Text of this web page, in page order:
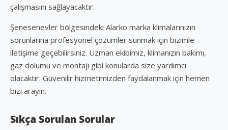
çalışmasını sağlayacaktır.
Şenesenevler bölgesindeki Alarko marka klimalarınızın
sorunlarına profesyonel çözümler sunmak için bizimle
iletişime geçebilirsiniz. Uzman ekibimiz, klimanızın bakımı,
gaz dolumu ve montajı gibi konularda size yardımcı
olacaktır. Güvenilir hizmetimizden faydalanmak için hemen
bizi arayın.
Sıkça Sorulan Sorular